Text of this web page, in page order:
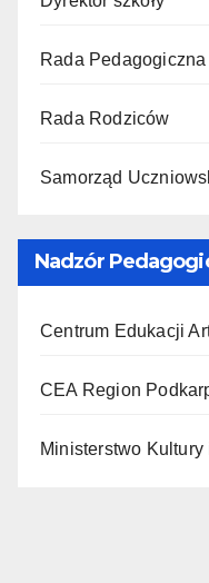
Rada Pedagogiczna
Rada Rodziców
Samorząd
Nadzór
Centrum Edukacji
CEA Region
Ministerstwo